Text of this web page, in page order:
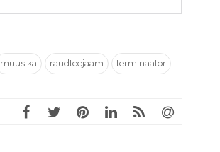
muusika raudteejaam terminaator